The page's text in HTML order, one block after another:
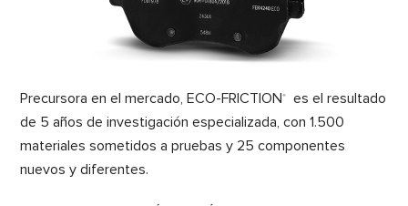
Precursora en el mercado, ECO-FRICTION®
es el resultado
de 5 años de investigación especializada, con 1.500
materiales sometidos a pruebas y 25 componentes
nuevos y diferentes.